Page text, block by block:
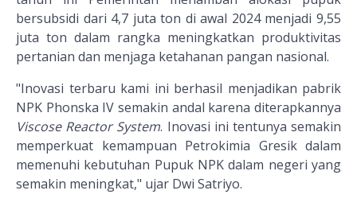
bersubsidi dari 4,7 juta ton di awal 2024 menjadi 9,55
juta ton dalam rangka meningkatkan produktivitas
pertanian dan menjaga ketahanan pangan nasional.
"Inovasi terbaru kami ini berhasil menjadikan pabrik
NPK Phonska IV semakin andal karena diterapkannya
Viscose Reactor System. Inovasi ini tentunya semakin
memperkuat kemampuan Petrokimia Gresik dalam
memenuhi kebutuhan Pupuk NPK dalam negeri yang
semakin meningkat," ujar Dwi Satriyo.